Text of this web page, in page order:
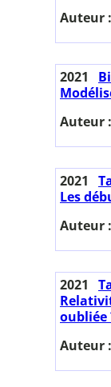
Auteur :
2021
Auteur :
2021
Les
Auteur :
2021
oubliée
Auteur :